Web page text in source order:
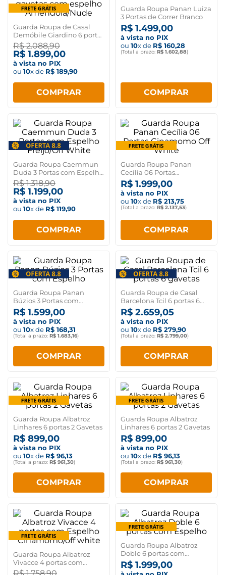
Guarda Roupa de Casal
Demóbile Giardino 6 portas
4 gavetas com espelho
Amêndola/Nude
R$ 2.088,90
R$ 1.899,00
à vista no PIX
ou 10x de R$ 189,90
COMPRAR
Guarda Roupa Panan Luiza
3 Portas de Correr Branco
R$ 1.499,00
à vista no PIX
ou 10x de R$ 160,28
(Total a prazo: R$ 1.602,88)
COMPRAR
Guarda Roupa Caemmun
Duda 3 Portas com Espelho
Freijó/Off White
R$ 1.318,90
R$ 1.199,00
à vista no PIX
ou 10x de R$ 119,90
COMPRAR
Guarda Roupa Panan
Cecília 06 Portas
Cinamomo Off White
R$ 1.999,00
à vista no PIX
ou 10x de R$ 213,75
(Total a prazo: R$ 2.137,53)
COMPRAR
Guarda Roupa Panan
Búzios 3 Portas com
Espelho
R$ 1.599,00
à vista no PIX
ou 10x de R$ 168,31
(Total a prazo: R$ 1.683,16)
COMPRAR
Guarda Roupa de Casal
Barcelona Tcil 6 portas 6
gavetas
R$ 2.659,05
à vista no PIX
ou 10x de R$ 279,90
(Total a prazo: R$ 2.799,00)
COMPRAR
Guarda Roupa Albatroz
Linhares 6 portas 2 Gavetas
R$ 899,00
à vista no PIX
ou 10x de R$ 96,13
(Total a prazo: R$ 961,30)
COMPRAR
Guarda Roupa Albatroz
Linhares 6 portas 2 Gavetas
R$ 899,00
à vista no PIX
ou 10x de R$ 96,13
(Total a prazo: R$ 961,30)
COMPRAR
Guarda Roupa Albatroz
Vivacce 4 portas com
Espelho Cinamomo/off
Guarda Roupa Albatroz
Doble 6 portas com
Espelho
R$ 1.999,00